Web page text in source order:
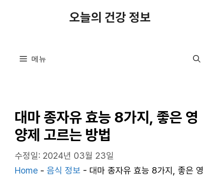
오늘의 건강 정보
메뉴
대마 종자유 효능 8가지, 좋은 영
양제 고르는 방법
수정일: 2024년 03월 23일
Home - 음식 정보 - 대마 종자유 효능 8가지, 좋은 영